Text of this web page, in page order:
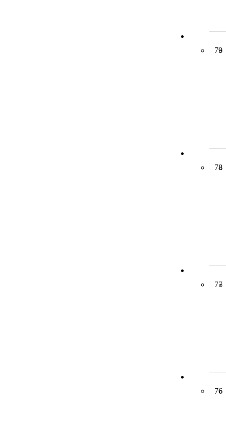
79
78
77
76